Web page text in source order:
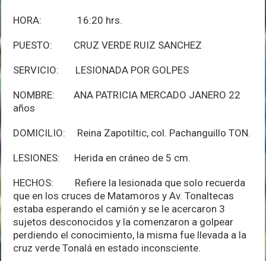
HORA: 16:20 hrs.
PUESTO: CRUZ VERDE RUIZ SANCHEZ
SERVICIO: LESIONADA POR GOLPES
NOMBRE: ANA PATRICIA MERCADO JANERO 22
años
DOMICILIO: Reina Zapotiltic, col. Pachanguillo TON.
LESIONES: Herida en cráneo de 5 cm.
HECHOS: Refiere la lesionada que solo recuerda
que en los cruces de Matamoros y Av. Tonaltecas
estaba esperando el camión y se le acercaron 3
sujetos desconocidos y la comenzaron a golpear
perdiendo el conocimiento, la misma fue llevada a la
cruz verde Tonalá en estado inconsciente.